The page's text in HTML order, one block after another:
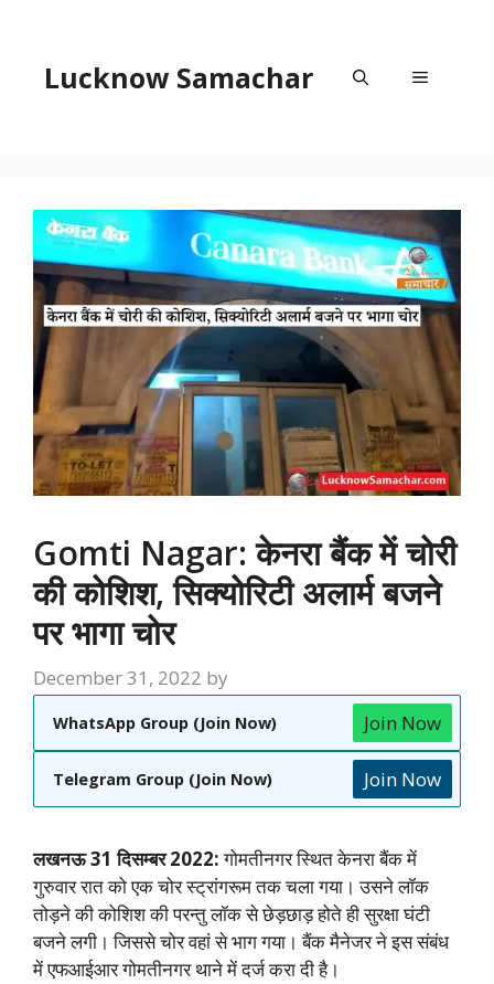
contentLucknow Samachar Menu
Gomti Nagar: केनरा बैंक में चोरी
की कोशिश, सिक्योरिटी अलार्म बजने
पर भागा चोर
December 31, 2022 by
WhatsApp Group (Join Now) Join Now
Telegram Group (Join Now) Join Now
लखनऊ 31 दिसम्बर 2022:गोमतीनगर स्थित केनरा बैंक में
गुरुवार रात को एक चोर स्ट्रांगरूम तक चला गया। उसने लॉक
तोड़ने की कोशिश की परन्तु लॉक से छेड़छाड़ होते ही सुरक्षा घंटी
बजने लगी। जिससे चोर वहां से भाग गया। बैंक मैनेजर ने इस संबंध
में एफआईआर गोमतीनगर थाने में दर्ज करा दी है।